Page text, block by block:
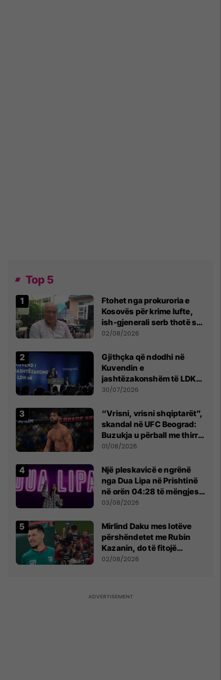
Top 5
Ftohet nga prokuroria e
Kosovës për krime lufte,
ish-gjenerali serb thotë se
dikush e tradhtoi në
02/08/2026
Gjithçka që ndodhi në
Kuvendin e
jashtëzakonshëm të LDK-
së
30/07/2026
“Vrisni, vrisni shqiptarët”,
skandal në UFC Beograd:
Buzukja u përball me thirrje
anti-shqiptare nga
01/08/2026
Një pleskavicë e ngrënë
nga Dua Lipa në Prishtinë
në orën 04:28 të mëngjesit
- dhe bota digjitale serbe
03/08/2026
Mirlind Daku mes lotëve
përshëndetet me Rubin
Kazanin, do të fitojë
miliona te Spartak Moska
02/08/2026